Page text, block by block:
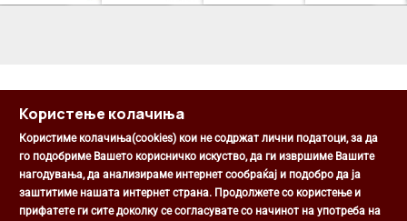
Општина Центар
Михаил Цоков бр. 1, Скопје
Користење колачиња
Користиме колачиња(cookies) кои не содржат лични податоци, за да
го подобриме Вашето корисничко искуство, да ги извршиме Вашите
нагодувања, да анализираме интернет сообраќај и подобро да ја
заштитиме нашата интернет страна. Продолжете со користење и
прифатете ги сите доколку се согласувате со начинот на употреба на